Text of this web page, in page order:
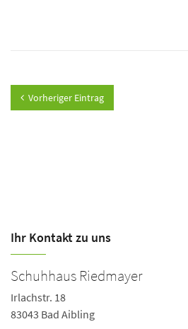
Vorheriger Eintrag
Ihr Kontakt zu uns
Schuhhaus Riedmayer
Irlachstr. 18
83043 Bad Aibling